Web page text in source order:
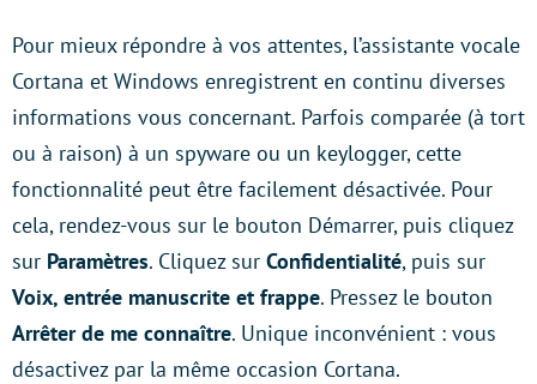
Pour mieux répondre à vos attentes, l’assistante vocale
Cortana et Windows enregistrent en continu diverses
informations vous concernant. Parfois comparée (à tort
ou à raison) à un spyware ou un keylogger, cette
fonctionnalité peut être facilement désactivée. Pour
cela, rendez-vous sur le bouton Démarrer, puis cliquez
sur Paramètres. Cliquez sur Confidentialité, puis sur
Voix, entrée manuscrite et frappe. Pressez le bouton
Arrêter de me connaître. Unique inconvénient : vous
désactivez par la même occasion Cortana.